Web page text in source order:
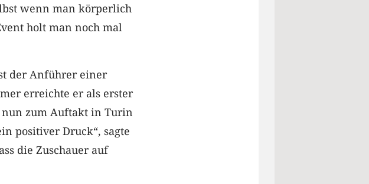
wenn man körperlich
holt man noch mal
der Anführer einer
erreichte er als erster
zum Auftakt in Turin
positiver Druck“, sagte
die Zuschauer auf